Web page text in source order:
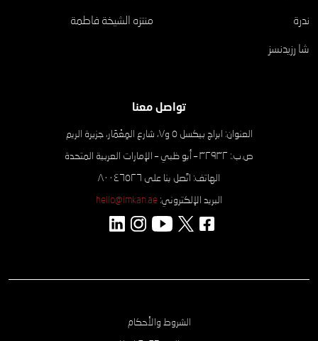
ندرة
شا رزيدنسز
منتزه الشيخة فاطمة
تواصل معنا
العنوان: ابراج بيكسل ٥ و٧، شارع المِعْمَار، جزيرة الريم
ص.ب.: ۳۲۹۳۲ – أبو ظبي – الإمارات العربية المتحدة
الهاتف: اتّصل بنا على ٨٠٠٤٦٥٢٦
البريد الإلكتروني: hello@imkan.ae
الشروط والأحكام